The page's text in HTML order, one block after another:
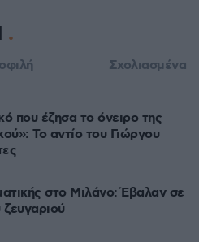
Σχολιασμένα
που έζησα το όνειρο της
Το αντίο του Γιώργου
στο Μιλάνο: Έβαλαν σε